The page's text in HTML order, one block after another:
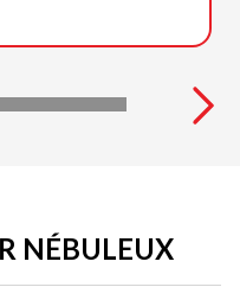
NÉBULEUX